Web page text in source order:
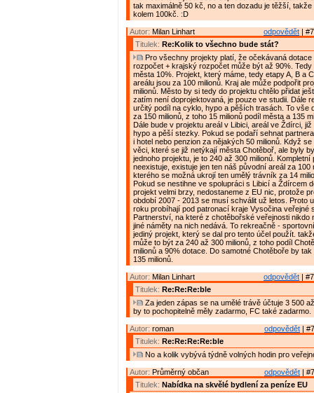
tak maximálně 50 kč, no a ten dozadu je těžší, takže
kolem 100kč. :D
odpovědět |
Autor: Milan Linhart
Titulek: Re:Kolik to všechno bude stát?
Pro všechny projekty platí, že očekávaná dotace
rozpočet + krajský rozpočet může být až 90%. Tedy
města 10%. Projekt, který máme, tedy etapy A, B a
areálu jsou za 100 milionů. Kraj ale může podpořit
milionů. Město by si tedy do projektu chtělo přidat
zatím není doprojektovaná, je pouze ve studii. Dále
určitý podíl na cyklo, hypo a pěších trasách. To vše
za 150 milionů, z toho 15 milionů podíl města a 135
Dále bude v projektu areál v Libici, areál ve Ždírci,
hypo a pěší stezky. Pokud se podaří sehnat
i hotel nebo penzion za nějakých 50 milionů. Když
věci, které se již netýkají města Chotěboř, ale byly
jednoho projektu, je to 240 až 300 milionů. Kompletní
neexistuje, existuje jen ten náš původní areál za 100
kterého se možná ukrojí ten umělý trávník za 14
Pokud se nestihne ve spolupráci s Libicí a Ždírcem
projekt velmi brzy, nedostaneme z EU nic, protože
období 2007 - 2013 se musí schválit už letos. Proto
roku probíhají pod patronací kraje Vysočina veřejné
Partnerství, na které z chotěbořské veřejnosti nikdo
jiné náměty na nich nedává. To rekreačně -
jediný projekt, který se dal pro tento účel použít.
může to být za 240 až 300 milionů, z toho podíl
milionů a 90% dotace. Do samotné Chotěboře by
135 milionů.
odpovědět |
Autor: Milan Linhart
Titulek: Re:Re:Re:ble
Za jeden zápas se na umělé trávě účtuje 3 500
by to pochopitelně měly zadarmo, FC také zadarmo.
odpovědět |
Autor: roman
Titulek: Re:Re:Re:Re:ble
No a kolik vybývá týdně volných hodin pro
odpovědět |
Autor: Průměrný občan
Titulek: Nabídka na skvělé bydlení za peníze EU